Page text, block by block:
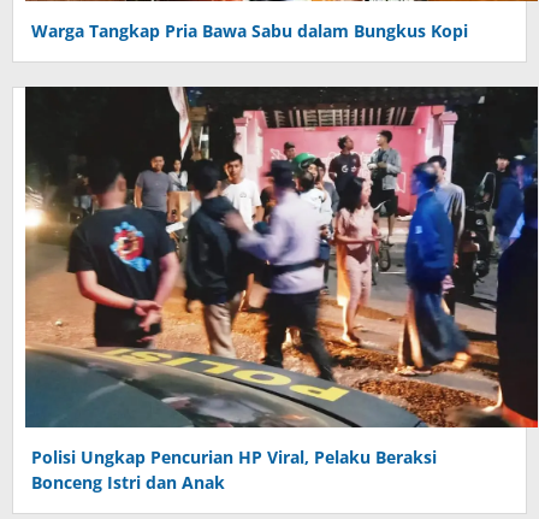
Warga Tangkap Pria Bawa Sabu dalam Bungkus Kopi
Polisi Ungkap Pencurian HP Viral, Pelaku Beraksi
Bonceng Istri dan Anak